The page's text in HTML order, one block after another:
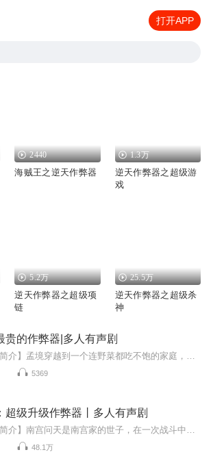
打开APP
2440
海贼王之逆天作弊器
1.3万
逆天作弊器之超级游
戏
5.2万
逆天作弊器之超级项
链
25.5万
逆天作弊器之超级杀
神
贵的作弊器|多人有声剧
5369
超级升级作弊器丨多人有声剧
48.1万